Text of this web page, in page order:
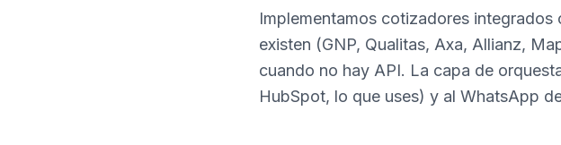
Implementamos cotizadores
existen (GNP, Qualitas, Axa, Allianz,
cuando no hay API. La capa de
HubSpot, lo que uses) y al WhatsApp